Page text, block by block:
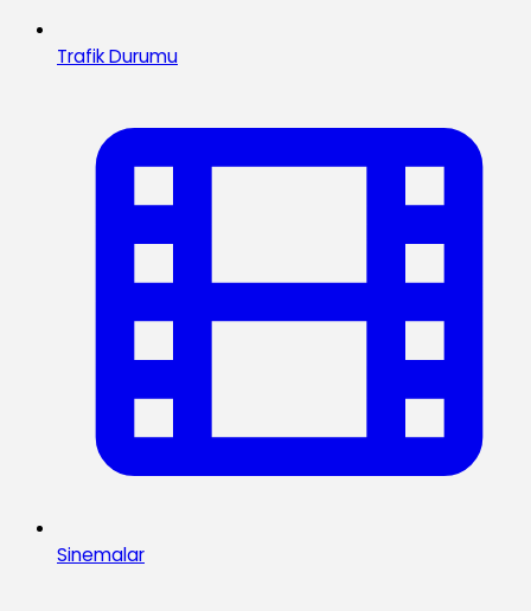
Trafik Durumu
Sinemalar